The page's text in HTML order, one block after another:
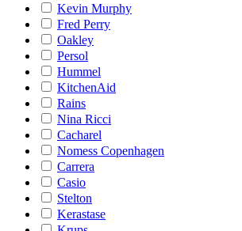
Kevin Murphy
Fred Perry
Oakley
Persol
Hummel
KitchenAid
Rains
Nina Ricci
Cacharel
Nomess Copenhagen
Carrera
Casio
Stelton
Kerastase